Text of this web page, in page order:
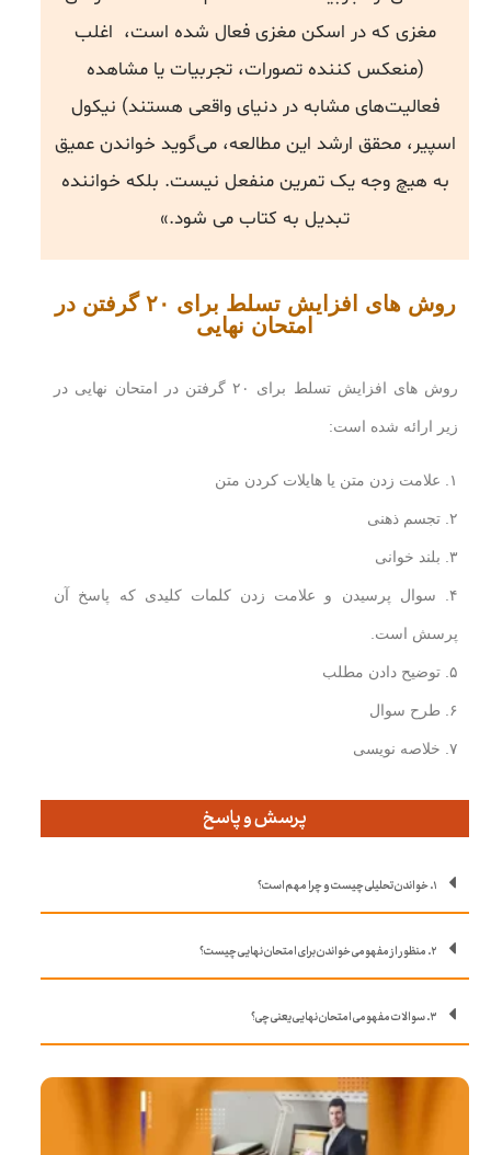
مغزی که در اسکن مغزی فعال شده است، اغلب
(منعکس کننده تصورات، تجربیات یا مشاهده
فعالیت‌های مشابه در دنیای واقعی هستند) نیکول
اسپیر، محقق ارشد این مطالعه، می‌گوید خواندن عمیق
به هیچ وجه یک تمرین منفعل نیست. بلکه خواننده
تبدیل به کتاب می شود.»
روش های افزایش تسلط برای ۲۰ گرفتن در
امتحان نهایی
روش های افزایش تسلط برای ۲۰ گرفتن در امتحان نهایی در
زیر ارائه شده است:
۱. علامت زدن متن یا هایلات کردن متن
۲. تجسم ذهنی
۳. بلند خوانی
۴. سوال پرسیدن و علامت زدن کلمات کلیدی که پاسخ آن
پرسش است.
۵. توضیح دادن مطلب
۶. طرح سوال
۷. خلاصه نویسی
پرسش و پاسخ
۱. خواندن تحلیلی چیست و چرا مهم است؟
۲. منظور از مفهومی خواندن برای امتحان نهایی چیست؟
۳. سوالات مفهومی امتحان نهایی یعنی چی؟